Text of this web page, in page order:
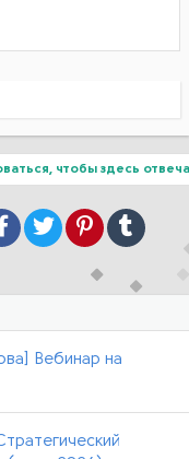
чтобы здесь
Facebook
TwitterPinterestTumblr
почта
Вебинар на